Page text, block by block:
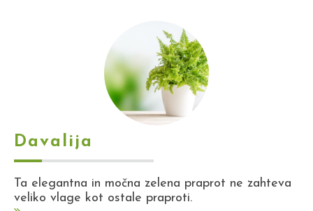
Davalija
Ta elegantna in močna zelena praprot ne zahteva
veliko vlage kot ostale praproti.